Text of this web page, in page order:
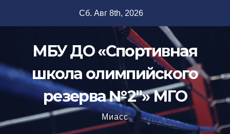
Сб. Авг 8th, 2026
МБУ ДО «Спортивная
школа олимпийского
резерва №2"» МГО
Миасс